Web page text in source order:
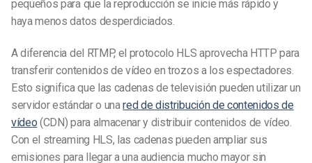
pequeños para que la reproducción se inicie más rápido y
haya menos datos desperdiciados.
A diferencia del RTMP, el protocolo HLS aprovecha HTTP para
transferir contenidos de vídeo en trozos a los espectadores.
Esto significa que las cadenas de televisión pueden utilizar un
servidor estándar o unared de distribución de contenidos de
vídeo (CDN) para almacenar y distribuir contenidos de vídeo.
Con el streaming HLS, las cadenas pueden ampliar sus
emisiones para llegar a una audiencia mucho mayor sin